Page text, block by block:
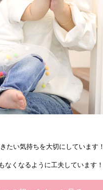
たい気持ちを大切にしています！
なくなるように工夫しています！